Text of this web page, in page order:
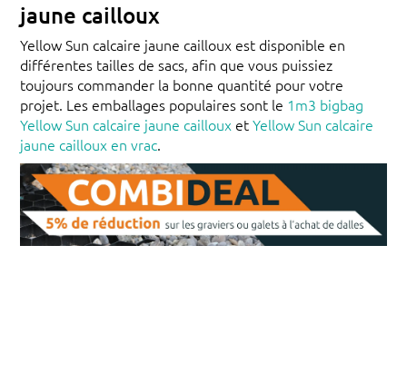
jaune cailloux
Yellow Sun calcaire jaune cailloux est disponible en
différentes tailles de sacs, afin que vous puissiez
toujours commander la bonne quantité pour votre
projet. Les emballages populaires sont le 1m3 bigbag
Yellow Sun calcaire jaune cailloux etYellow Sun calcaire
jaune cailloux en vrac.